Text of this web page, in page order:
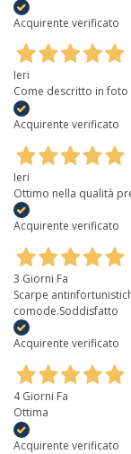
Acquirente verificato
Ieri
Come descritto in foto
Acquirente verificato
Ieri
Ottimo nella qualità
Acquirente verificato
3 Giorni Fa
Scarpe
comode.Soddisfatto
Acquirente verificato
4 Giorni Fa
Ottima
Acquirente verificato